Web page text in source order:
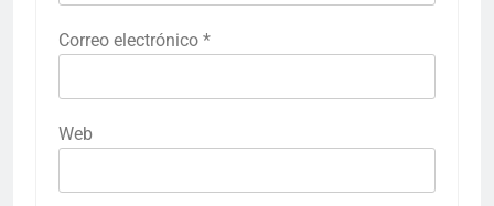
Correo electrónico *
Web